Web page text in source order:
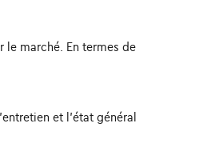
marché. En termes de
et l'état général